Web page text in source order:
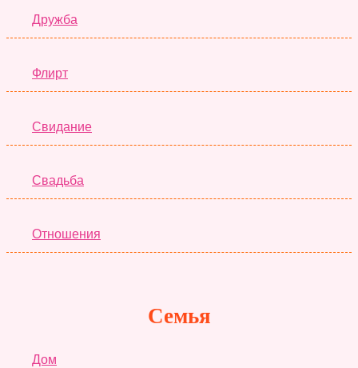
Дружба
Флирт
Свидание
Свадьба
Отношения
Семья
Дом